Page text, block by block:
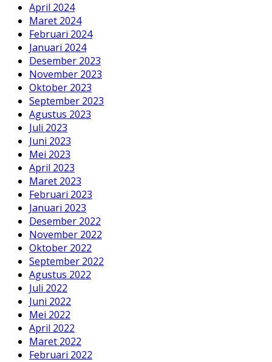
April 2024
Maret 2024
Februari 2024
Januari 2024
Desember 2023
November 2023
Oktober 2023
September 2023
Agustus 2023
Juli 2023
Juni 2023
Mei 2023
April 2023
Maret 2023
Februari 2023
Januari 2023
Desember 2022
November 2022
Oktober 2022
September 2022
Agustus 2022
Juli 2022
Juni 2022
Mei 2022
April 2022
Maret 2022
Februari 2022